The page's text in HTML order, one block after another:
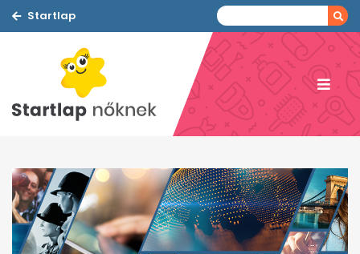
Startlap